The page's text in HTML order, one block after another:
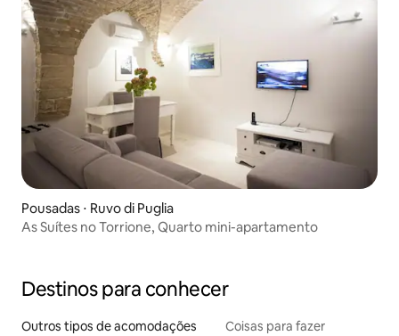
Pousadas ⋅ Ruvo di Puglia
As Suítes no Torrione, Quarto mini-apartamento
Destinos para conhecer
Outros tipos de acomodações Coisas para fazer